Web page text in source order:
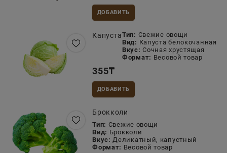
ДОБАВИТЬ
КапустаТип: Свежие овощи
Вид: Капуста белокочанная
Вкус: Сочная хрустящая
Формат: Весовой товар
355₸
ДОБАВИТЬ
Брокколи
Тип: Свежие овощи
Вид: Брокколи
Вкус: Деликатный, капустный
Формат: Весовой товар